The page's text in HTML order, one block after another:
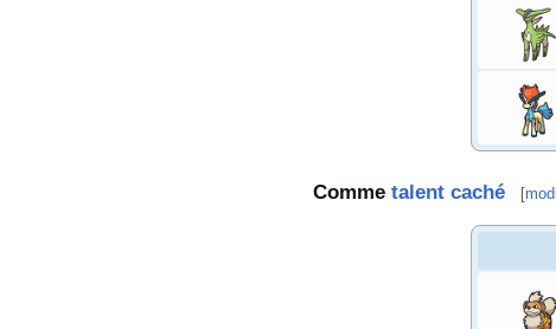
Comme talent caché [